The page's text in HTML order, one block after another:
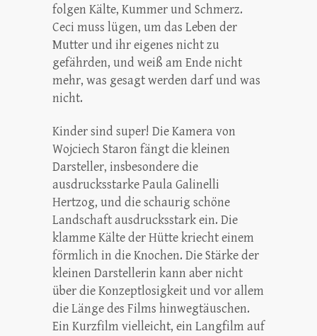
folgen Kälte, Kummer und Schmerz.
Ceci muss lügen, um das Leben der
Mutter und ihr eigenes nicht zu
gefährden, und weiß am Ende nicht
mehr, was gesagt werden darf und was
nicht.
Kinder sind super! Die Kamera von
Wojciech Staron fängt die kleinen
Darsteller, insbesondere die
ausdrucksstarke Paula Galinelli
Hertzog, und die schaurig schöne
Landschaft ausdrucksstark ein. Die
klamme Kälte der Hütte kriecht einem
förmlich in die Knochen. Die Stärke der
kleinen Darstellerin kann aber nicht
über die Konzeptlosigkeit und vor allem
die Länge des Films hinwegtäuschen.
Ein Kurzfilm vielleicht, ein Langfilm auf